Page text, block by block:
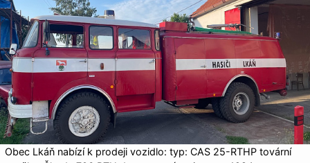
Obec Lkáň nabízí k prodeji vozidlo: typ: CAS 25-RTHP tovární